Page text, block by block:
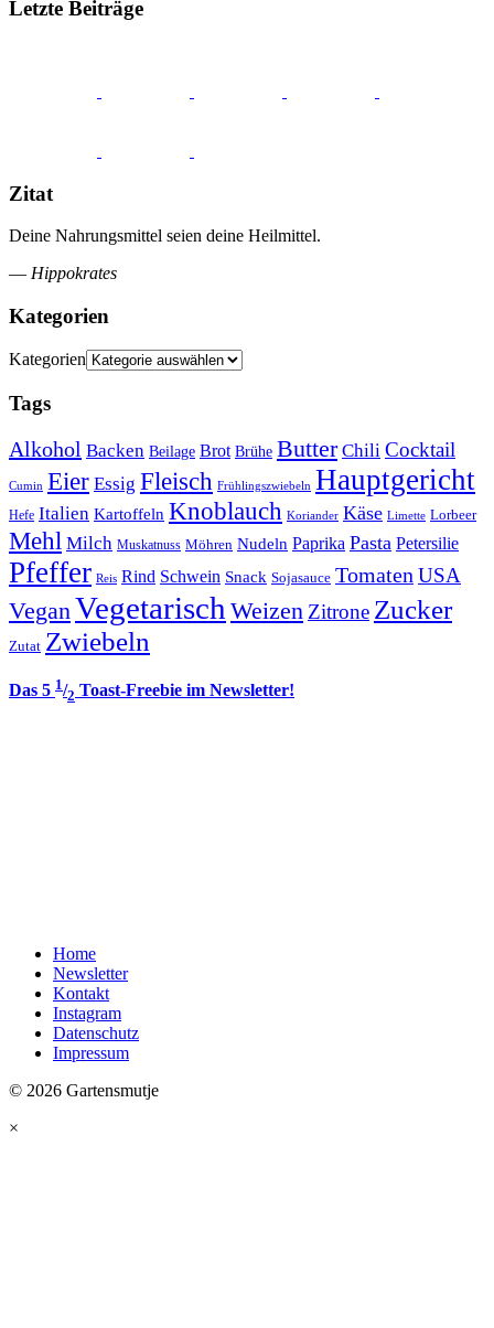
Letzte Beiträge
Zitat
Deine Nahrungsmittel seien deine Heilmittel.
— Hippokrates
Kategorien
Kategorien
Tags
Alkohol Backen Beilage Brot Brühe Butter Chili Cocktail
Cumin Eier Essig Fleisch Frühlingszwiebeln Hauptgericht
Hefe Italien Kartoffeln Knoblauch Koriander Käse Limette Lorbeer
Mehl Milch Muskatnuss Möhren Nudeln Paprika Pasta Petersilie
Pfeffer Reis Rind Schwein Snack Sojasauce Tomaten USA
VeganVegetarisch Weizen Zitrone Zucker
Zutat Zwiebeln
Das 5 1/2 Toast-Freebie im Newsletter!
Home
Newsletter
Kontakt
Instagram
Datenschutz
Impressum
© 2026 Gartensmutje
×